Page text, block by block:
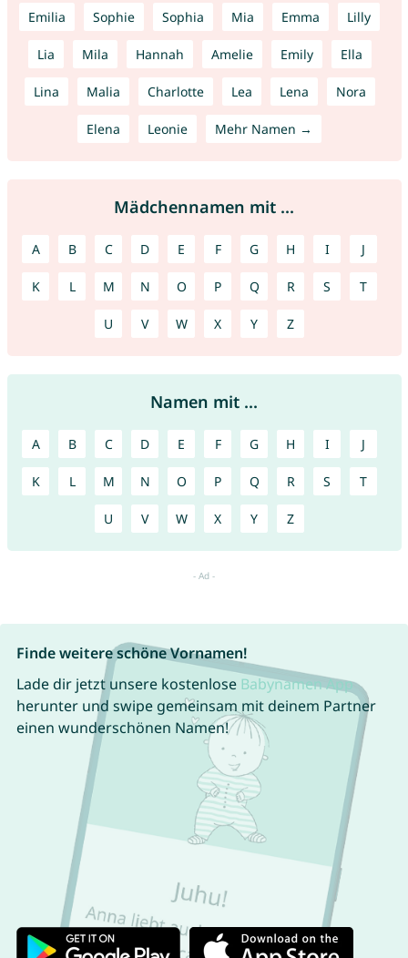
Emilia Sophie Sophia Mia Emma Lilly
Lia Mila Hannah Amelie Emily Ella
Lina Malia Charlotte Lea Lena Nora
Elena Leonie Mehr Namen →
Mädchennamen mit ...
A B C D E F G H I J
K L M N O P Q R S T
U V W X Y Z
Namen mit ...
A B C D E F G H I J
K L M N O P Q R S T
U V W X Y Z
Finde weitere schöne Vornamen!
Lade dir jetzt unsere kostenlose Babynamen App
herunter und swipe gemeinsam mit deinem Partner
einen wunderschönen Namen!